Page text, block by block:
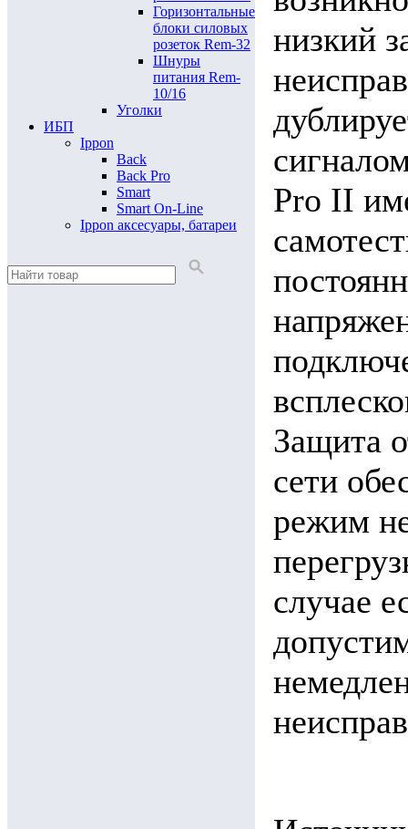
Горизонтальные
блоки силовых
розеток Rem-32
Шнуры
питания Rem-
10/16
Уголки
ИБП
Ippon
Back
Back Pro
Smart
Smart On-Line
Ippon аксесуары, батареи
низкий
Pro II
Защита
сети
режим
случае